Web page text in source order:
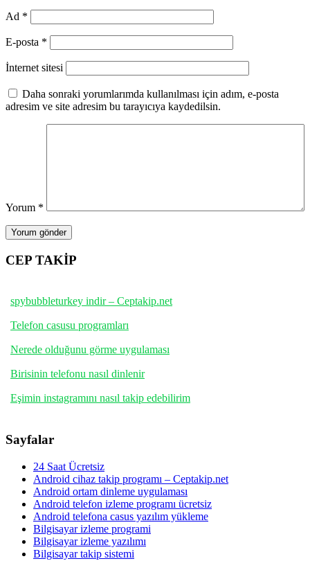
Ad *
E-posta *
İnternet sitesi
Daha sonraki yorumlarımda kullanılması için adım, e-posta
adresim ve site adresim bu tarayıcıya kaydedilsin.
Yorum *
CEP TAKİP
spybubbleturkey indir – Ceptakip.net
Telefon casusu programları
Nerede olduğunu görme uygulaması
Birisinin telefonu nasıl dinlenir
Eşimin instagramını nasıl takip edebilirim
Sayfalar
24 Saat Ücretsiz
Android cihaz takip programı – Ceptakip.net
Android ortam dinleme uygulaması
Android telefon izleme programı ücretsiz
Android telefona casus yazılım yükleme
Bilgisayar izleme programi
Bilgisayar izleme yazılımı
Bilgisayar takip sistemi